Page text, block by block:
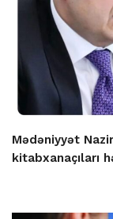
Mədəniyyət
kitabxanaçıları